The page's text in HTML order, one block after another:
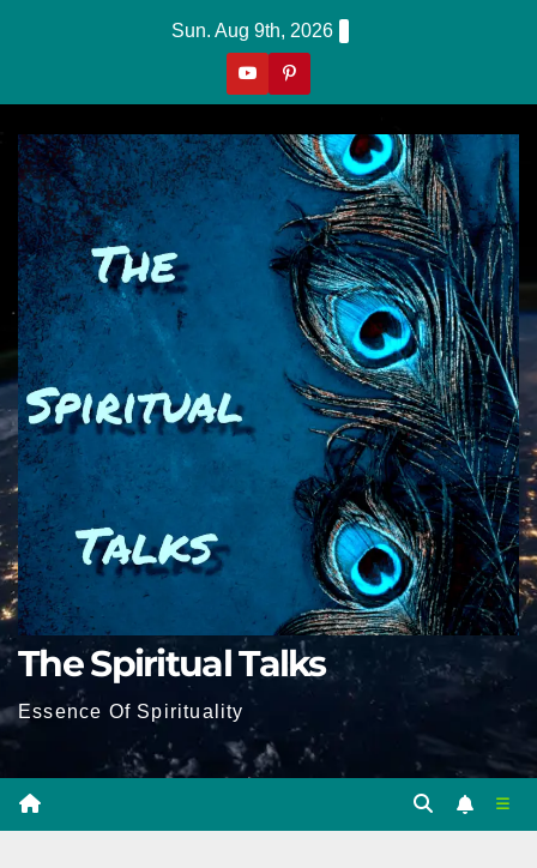
Sun. Aug 9th, 2026
The Spiritual Talks
Essence Of Spirituality